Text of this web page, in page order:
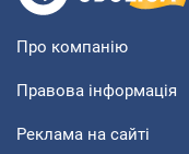
Про компанію
Правова інформація
Реклама на сайті